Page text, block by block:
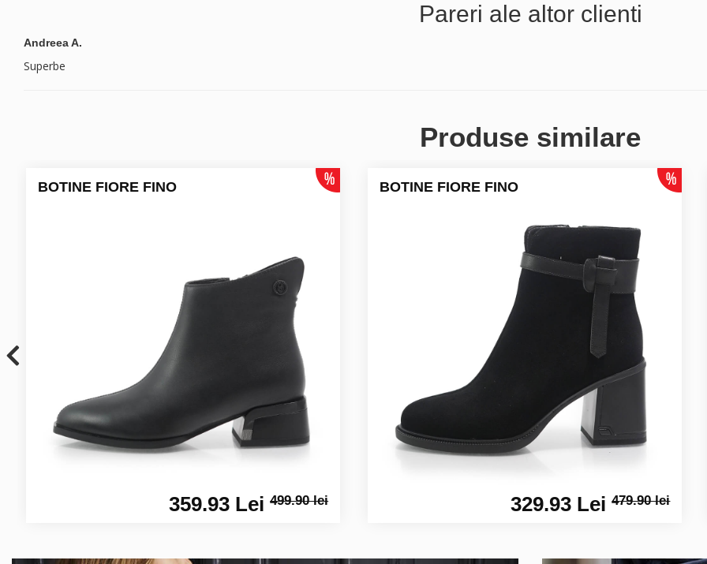
Pareri ale altor clienti
Andreea A.
Superbe
Produse similare
BOTINE FIORE FINO
359.93 Lei499.90 lei
BOTINE FIORE FINO
329.93 Lei479.90 lei